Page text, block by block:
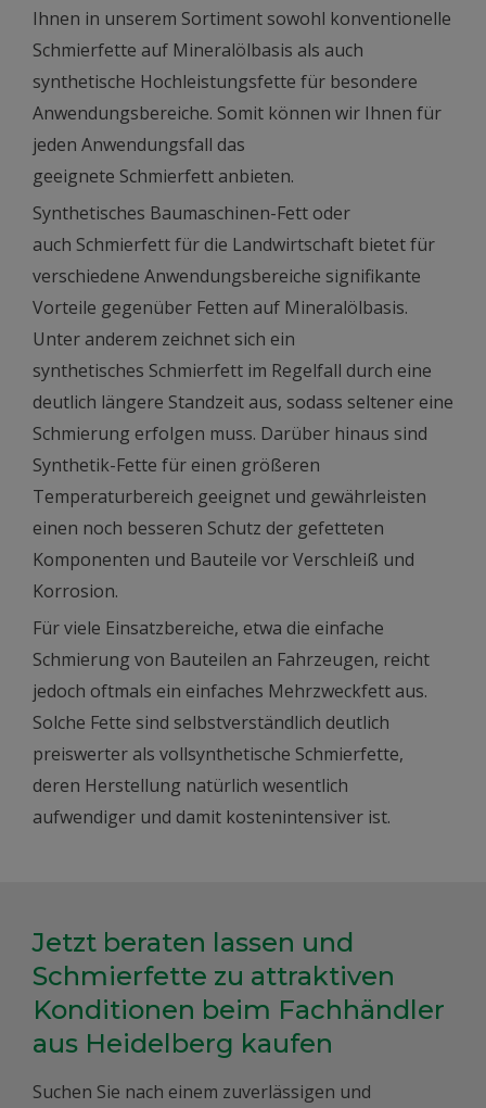
Ihnen in unserem Sortiment sowohl konventionelle
Schmierfette auf Mineralölbasis als auch
synthetische Hochleistungsfette für besondere
Anwendungsbereiche. Somit können wir Ihnen für
jeden Anwendungsfall das
geeignete Schmierfett anbieten.
Synthetisches Baumaschinen-Fett oder
auch Schmierfett für die Landwirtschaft bietet für
verschiedene Anwendungsbereiche signifikante
Vorteile gegenüber Fetten auf Mineralölbasis.
Unter anderem zeichnet sich ein
synthetisches Schmierfett im Regelfall durch eine
deutlich längere Standzeit aus, sodass seltener eine
Schmierung erfolgen muss. Darüber hinaus sind
Synthetik-Fette für einen größeren
Temperaturbereich geeignet und gewährleisten
einen noch besseren Schutz der gefetteten
Komponenten und Bauteile vor Verschleiß und
Korrosion.
Für viele Einsatzbereiche, etwa die einfache
Schmierung von Bauteilen an Fahrzeugen, reicht
jedoch oftmals ein einfaches Mehrzweckfett aus.
Solche Fette sind selbstverständlich deutlich
preiswerter als vollsynthetische Schmierfette,
deren Herstellung natürlich wesentlich
aufwendiger und damit kostenintensiver ist.
Jetzt beraten lassen und
Schmierfette zu attraktiven
Konditionen beim Fachhändler
aus Heidelberg kaufen
Suchen Sie nach einem zuverlässigen und